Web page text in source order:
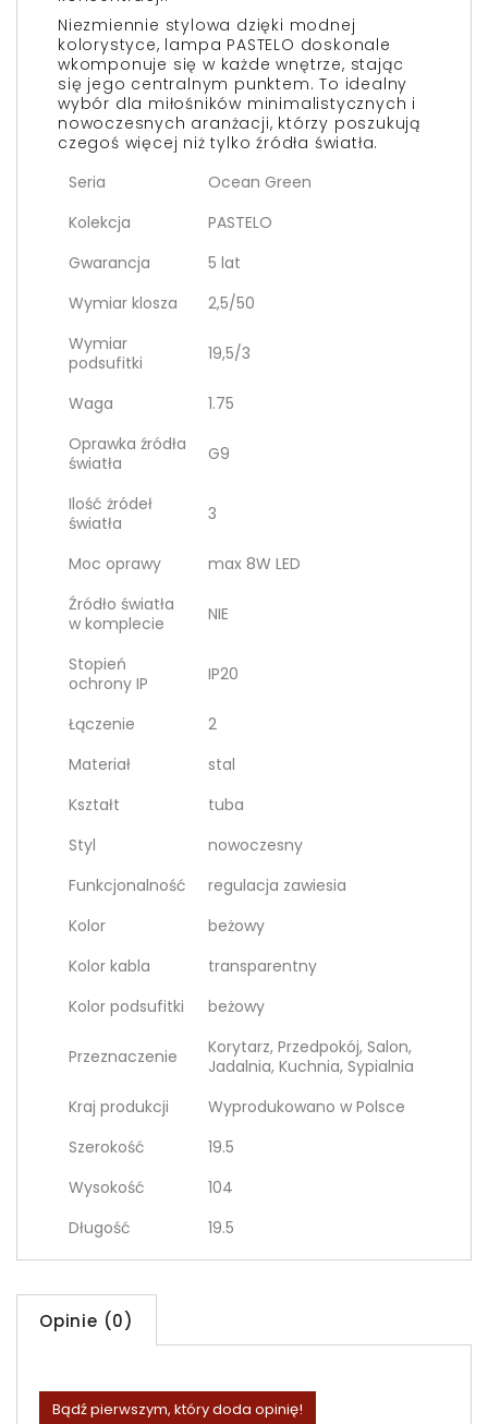
Niezmiennie stylowa dzięki modnej
kolorystyce, lampa PASTELO doskonale
wkomponuje się w każde wnętrze, stając
się jego centralnym punktem. To idealny
wybór dla miłośników minimalistycznych i
nowoczesnych aranżacji, którzy poszukują
czegoś więcej niż tylko źródła światła.
Seria
Ocean Green
Kolekcja
PASTELO
Gwarancja
5 lat
Wymiar klosza
2,5/50
Wymiar
podsufitki
19,5/3
Waga
1.75
Oprawka źródła
światła
G9
Ilość żródeł
światła
3
Moc oprawy
max 8W LED
Źródło światła
w komplecie
NIE
Stopień
ochrony IP
IP20
Łączenie
2
Materiał
stal
Kształt
tuba
Styl
nowoczesny
Funkcjonalność
regulacja zawiesia
Kolor
beżowy
Kolor kabla
transparentny
Kolor podsufitki
beżowy
Przeznaczenie
Korytarz, Przedpokój, Salon,
Jadalnia, Kuchnia, Sypialnia
Kraj produkcji
Wyprodukowano w Polsce
Szerokość
19.5
Wysokość
104
Długość
19.5
Opinie (0)
Bądź pierwszym, który doda opinię!